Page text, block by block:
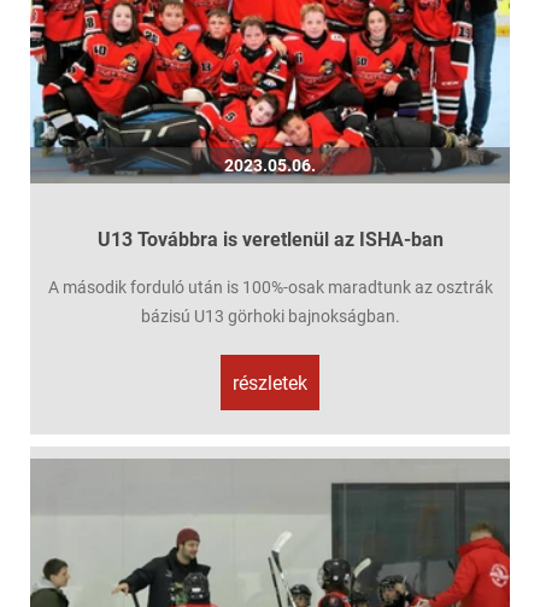
2023.05.06.
U13 Továbbra is veretlenül az ISHA-ban
A második forduló után is 100%-osak maradtunk az osztrák
bázisú U13 görhoki bajnokságban.
részletek